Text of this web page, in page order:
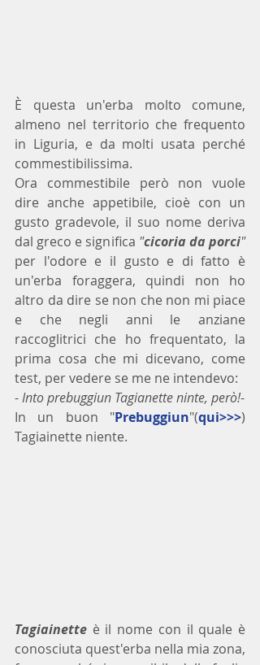
È questa un'erba molto comune,
almeno nel territorio che frequento
in Liguria, e da molti usata perché
commestibilissima.
Ora commestibile però non vuole
dire anche appetibile, cioè con un
gusto gradevole, il suo nome deriva
dal greco e significa "cicoria da porci"
per l'odore e il gusto e di fatto è
un'erba foraggera, quindi non ho
altro da dire se non che non mi piace
e che negli anni le anziane
raccoglitrici che ho frequentato, la
prima cosa che mi dicevano, come
test, per vedere se me ne intendevo:
- Into prebuggiun Tagianette ninte, però!
In un buon "Prebuggiun"(qui>>>)
Tagiainette niente.
Tagiainette è il nome con il quale è
conosciuta quest'erba nella mia zona,